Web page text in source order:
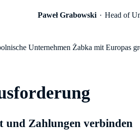
Paweł Grabowski Head of
Unternehmen Żabka mit Europas
und Zahlungen verbinden